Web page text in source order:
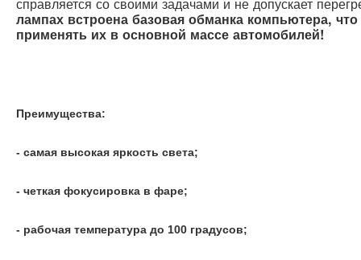
лампах встроена базовая обманка компьютера,
применять их в основной массе автомобилей!
Преимущества:
- самая высокая яркость света;
- четкая фокусировка в фаре;
- рабочая температура до 100 градусов;